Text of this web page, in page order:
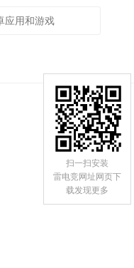
扫一扫安装
雷电竞网址网页下
载发现更多